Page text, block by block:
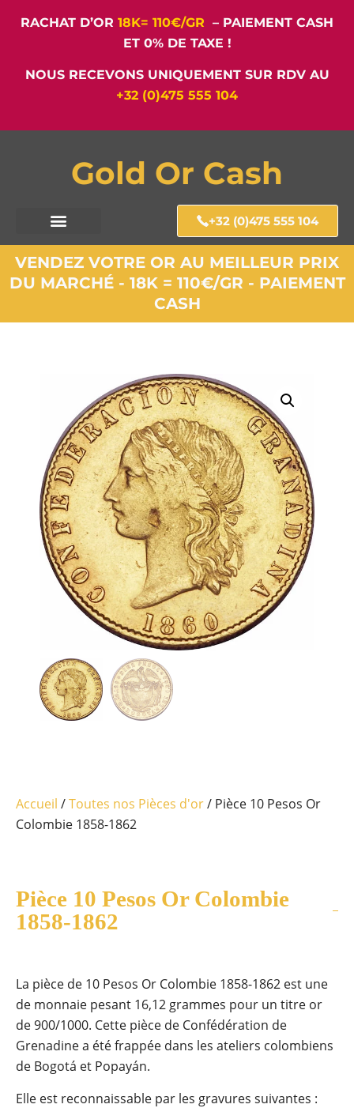
RACHAT D’OR 18K= 110€/GR – PAIEMENT CASH
ET 0% DE TAXE !
NOUS RECEVONS UNIQUEMENT SUR RDV AU
+32 (0)475 555 104
Gold Or Cash
+32 (0)475 555 104
VENDEZ VOTRE OR AU MEILLEUR PRIX
DU MARCHÉ - 18K = 110€/GR - PAIEMENT
CASH
Accueil /Toutes nos Pièces d'or/ Pièce 10 Pesos Or
Colombie 1858-1862
Pièce 10 Pesos Or Colombie
1858-1862
La pièce de 10 Pesos Or Colombie 1858-1862 est une
de monnaie pesant 16,12 grammes pour un titre or
de 900/1000. Cette pièce de Confédération de
Grenadine a été frappée dans les ateliers colombiens
de Bogotá et Popayán.
Elle est reconnaissable par les gravures suivantes :